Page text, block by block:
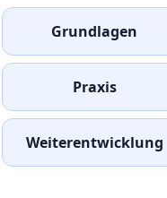
Grundlagen
Praxis
Weiterentwicklung